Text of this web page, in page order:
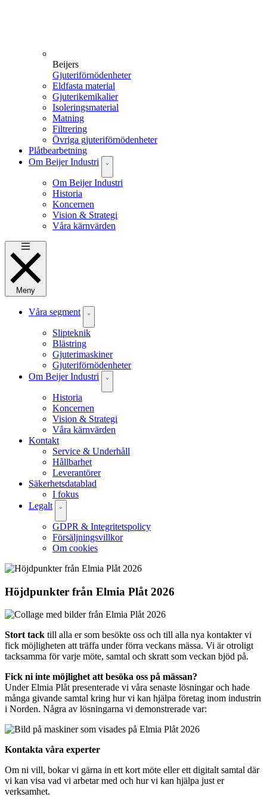
Beijers
Gjuteriförnödenheter
Eldfasta material
Gjuterikemikalier
Isoleringsmaterial
Matning
Filtrering
Övriga gjuteriförnödenheter
Plåtbearbetning
Om Beijer Industri
Om Beijer Industri
Historia
Koncernen
Vision & Strategi
Våra kärnvärden
Meny
Våra segment
Slipteknik
Blästring
Gjuterimaskiner
Gjuteriförnödenheter
Om Beijer Industri
Historia
Koncernen
Vision & Strategi
Våra kärnvärden
Kontakt
Service & Underhåll
Hållbarhet
Leverantörer
Säkerhetsdatablad
I fokus
Legalt
GDPR & Integritetspolicy
Försäljningsvillkor
Om cookies
Höjdpunkter från Elmia Plåt 2026
Stort tack till alla er som besökte oss och till alla nya kontakter vi
fick möjligheten att träffa under förra veckans mässa. Vi är otroligt
tacksamma för varje möte, samtal och skratt som veckan bjöd på.
Fick ni inte möjlighet att besöka oss på mässan?
Under Elmia Plåt presenterade vi våra senaste lösningar och hade
många givande samtal kring hur vi kan hjälpa företag inom industrin
i Norden. Några av lösningarna vi demonstrerade var:
Kontakta våra experter
Om ni vill, bokar vi gärna in ett kort möte eller ett digitalt samtal där
vi kan visa vad vi arbetar med och hur vi kan hjälpa just er
verksamhet.